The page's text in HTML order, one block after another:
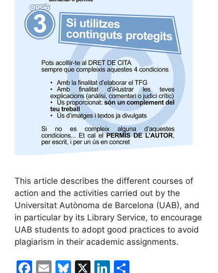
This article describes the different courses of
action and the activities carried out by the
Universitat Autònoma de Barcelona (UAB), and
in particular by its Library Service, to encourage
UAB students to adopt good practices to avoid
plagiarism in their academic assignments.
F E Bl X Li